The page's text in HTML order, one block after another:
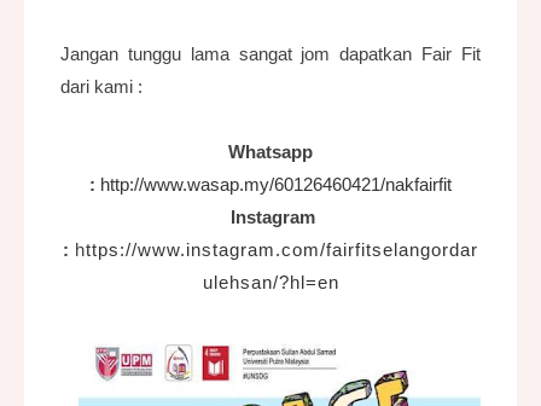
Jangan tunggu lama sangat jom dapatkan Fair Fit
dari kami :
Whatsapp
: http://www.wasap.my/60126460421/nakfairfit
Instagram
: https://www.instagram.com/fairfitselangordar
ulehsan/?hl=en